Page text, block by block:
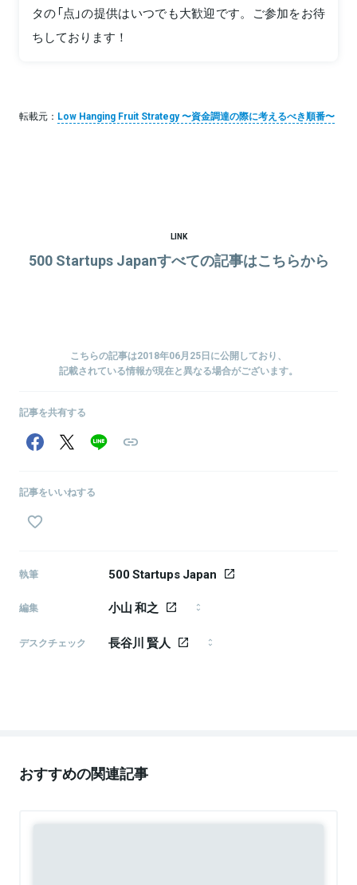
タの「点」の提供はいつでも大歓迎です。ご参加をお待
ちしております！
転載元： Low Hanging Fruit Strategy 〜資金調達の際に考えるべき順番〜
LINK
500 Startups Japanすべての記事はこちらから
こちらの記事は2018年06月25日に公開しており、
記載されている情報が現在と異なる場合がございます。
記事を共有する
記事をいいねする
執筆 500 Startups Japan
編集 小山 和之
サル会社の編集ディレクター / PMを経て、weaving
デスクチェック 長谷川 賢人
おすすめの関連記事